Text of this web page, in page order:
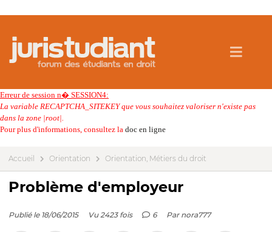
Erreur de session n� SESSION4:
La variable RECAPTCHA_SITEKEY que vous souhaitez valoriser n'existe pas
dans la zone |root|.
Pour plus d'informations, consultez la doc en ligne
Accueil Orientation Orientation, Métiers du droit
Problème d'employeur
Publié le 18/06/2015 Vu 2423 fois 6 Par nora777